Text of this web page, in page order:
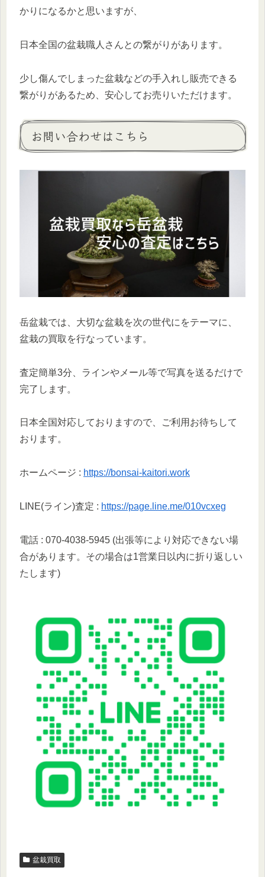
かりになるかと思いますが、
日本全国の盆栽職人さんとの繋がりがあります。
少し傷んでしまった盆栽などの手入れし販売できる
繋がりがあるため、安心してお売りいただけます。
お問い合わせはこちら
岳盆栽では、大切な盆栽を次の世代にをテーマに、
盆栽の買取を行なっています。
査定簡単3分、ラインやメール等で写真を送るだけで
完了します。
日本全国対応しておりますので、ご利用お待ちして
おります。
ホームページ : https://bonsai-kaitori.work
LINE(ライン)査定 : https://page.line.me/010vcxeg
電話 : 070-4038-5945 (出張等により対応できない場
合があります。その場合は1営業日以内に折り返しい
たします)
盆栽買取